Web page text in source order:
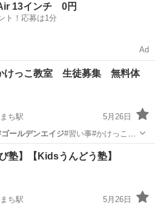
13インチ 0円
ト！応募は1分
Ad
けっこ教室 生徒募集 無料体
ち駅
5月26日
ゴールデンエイジ#習い事#かけっこ教
駅 かけっこ
塾】【Kidsうんどう塾】
ち駅 5月26日